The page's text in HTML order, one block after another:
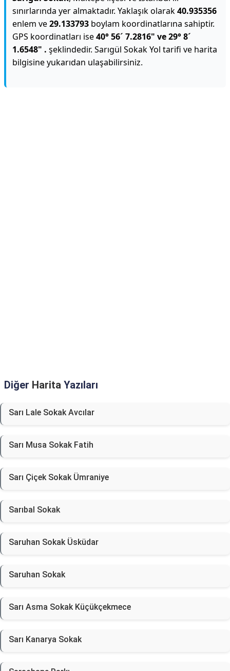
sınırlarında yer almaktadır. Yaklaşık olarak40.935356
enlem ve29.133793 boylam koordinatlarına sahiptir.
GPS koordinatları ise40° 56´ 7.2816" ve 29° 8´
1.6548" . şeklindedir. Sarıgül Sokak Yol tarifi ve harita
bilgisine yukarıdan ulaşabilirsiniz.
Diğer Harita Yazıları
Sarı Lale Sokak Avcılar
Sarı Musa Sokak Fatih
Sarı Çiçek Sokak Ümraniye
Sarıbal Sokak
Saruhan Sokak Üsküdar
Saruhan Sokak
Sarı Asma Sokak Küçükçekmece
Sarı Kanarya Sokak